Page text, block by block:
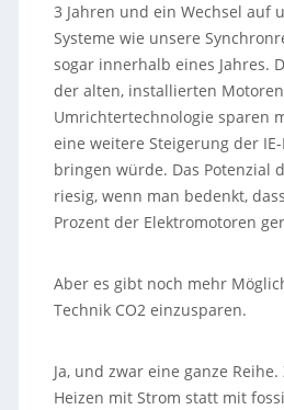
3 Jahren und ein Wechsel auf
Systeme wie unsere
sogar innerhalb eines Jahres.
der alten, installierten
Umrichtertechnologie sparen
eine weitere Steigerung der
bringen würde. Das Potenzial
riesig, wenn man bedenkt,
Prozent der Elektromotoren
Aber es gibt noch mehr
Technik CO2 einzusparen.
Ja, und zwar eine ganze
Heizen mit Strom statt mit